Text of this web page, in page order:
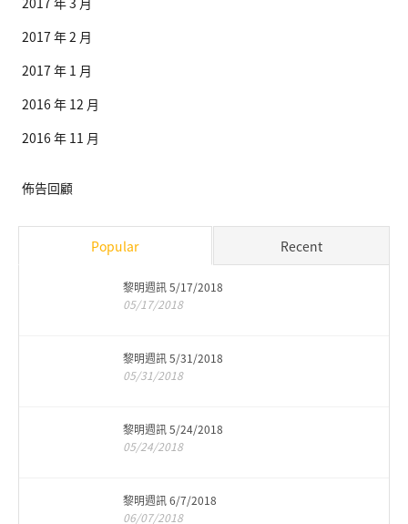
2017 年 2 月
2017 年 1 月
2016 年 12 月
2016 年 11 月
佈告回顧
Popular Recent
黎明週訊 5/17/2018
05/17/2018
黎明週訊 5/31/2018
05/31/2018
黎明週訊 5/24/2018
05/24/2018
黎明週訊 6/7/2018
06/07/2018